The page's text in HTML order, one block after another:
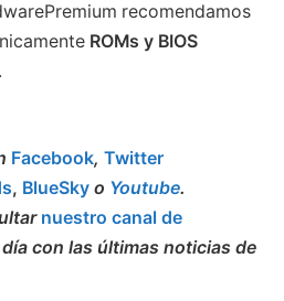
recomendamos
ROMs y BIOS
.
Facebook, Twitter
, BlueSky o Youtube.
nuestro canal de
con las últimas noticias de